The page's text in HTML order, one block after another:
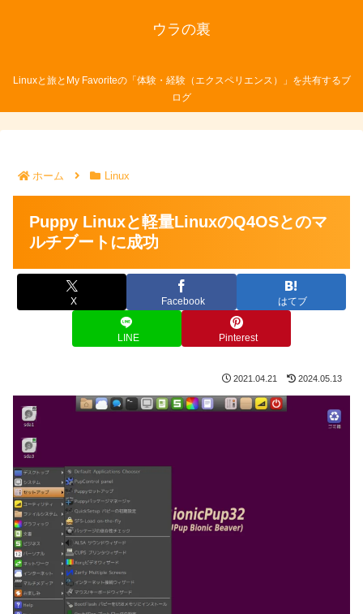
ウラの裏
Linuxと旅とMy Favoriteの「体験・経験（エクスペリエンス）」を共有するブ
ログ
ホーム Linux
Puppy Linuxと軽量LinuxのQ4OSとのマ
ルチブートに成功
X Facebook はてブ
LINE Pinterest
2021.04.21 2024.05.13